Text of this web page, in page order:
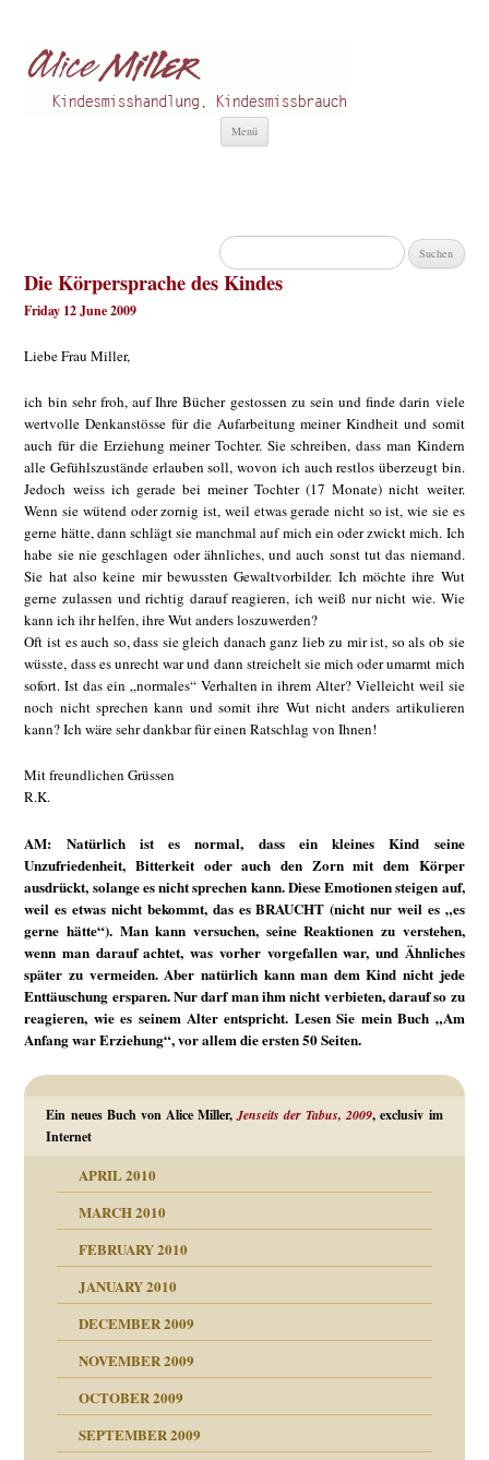
Menü
Suchen
nach:
Die Körpersprache des Kindes
Friday 12 June 2009
Liebe Frau Miller,
ich bin sehr froh, auf Ihre Bücher gestossen zu sein und finde darin viele
wertvolle Denkanstösse für die Aufarbeitung meiner Kindheit und somit
auch für die Erziehung meiner Tochter. Sie schreiben, dass man Kindern
alle Gefühlszustände erlauben soll, wovon ich auch restlos überzeugt bin.
Jedoch weiss ich gerade bei meiner Tochter (17 Monate) nicht weiter.
Wenn sie wütend oder zornig ist, weil etwas gerade nicht so ist, wie sie es
gerne hätte, dann schlägt sie manchmal auf mich ein oder zwickt mich. Ich
habe sie nie geschlagen oder ähnliches, und auch sonst tut das niemand.
Sie hat also keine mir bewussten Gewaltvorbilder. Ich möchte ihre Wut
gerne zulassen und richtig darauf reagieren, ich weiß nur nicht wie. Wie
kann ich ihr helfen, ihre Wut anders loszuwerden?
Oft ist es auch so, dass sie gleich danach ganz lieb zu mir ist, so als ob sie
wüsste, dass es unrecht war und dann streichelt sie mich oder umarmt mich
sofort. Ist das ein „normales“ Verhalten in ihrem Alter? Vielleicht weil sie
noch nicht sprechen kann und somit ihre Wut nicht anders artikulieren
kann? Ich wäre sehr dankbar für einen Ratschlag von Ihnen!
Mit freundlichen Grüssen
R.K.
AM: Natürlich ist es normal, dass ein kleines Kind seine
Unzufriedenheit, Bitterkeit oder auch den Zorn mit dem Körper
ausdrückt, solange es nicht sprechen kann. Diese Emotionen steigen auf,
weil es etwas nicht bekommt, das es BRAUCHT (nicht nur weil es „es
gerne hätte“). Man kann versuchen, seine Reaktionen zu verstehen,
wenn man darauf achtet, was vorher vorgefallen war, und Ähnliches
später zu vermeiden. Aber natürlich kann man dem Kind nicht jede
Enttäuschung ersparen. Nur darf man ihm nicht verbieten, darauf so zu
reagieren, wie es seinem Alter entspricht. Lesen Sie mein Buch „Am
Anfang war Erziehung“, vor allem die ersten 50 Seiten.
Ein neues Buch von Alice Miller,Jenseits der Tabus, 2009, exclusiv im
Internet
APRIL 2010
MARCH 2010
FEBRUARY 2010
JANUARY 2010
DECEMBER 2009
NOVEMBER 2009
OCTOBER 2009
SEPTEMBER 2009